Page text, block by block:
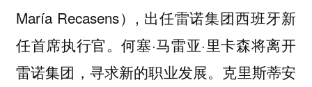
María Recasens）, 出任雷诺集团西班牙新
任首席执行官。何塞·马雷亚·里卡森将离开
雷诺集团，寻求新的职业发展。克里斯蒂安